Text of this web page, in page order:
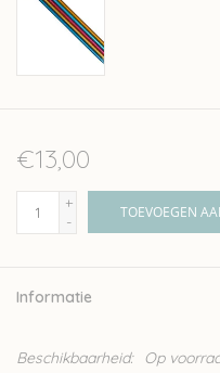
€13,00
+
-
TOEVOEGEN
Informatie
Beschikbaarheid: Op